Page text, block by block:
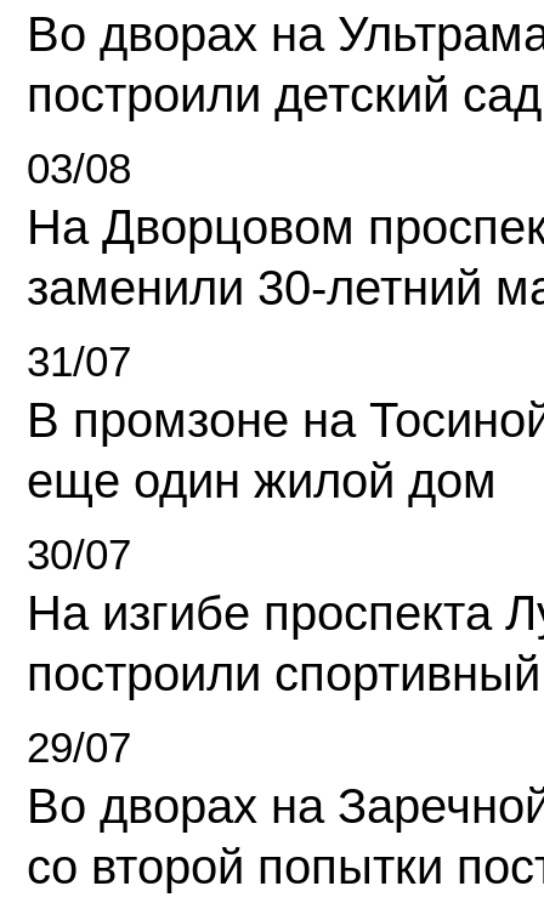
Во дворах на
построили детский сад
03/08
На Дворцовом
заменили 30-летний
31/07
В промзоне на
еще один жилой дом
30/07
На изгибе проспекта
построили
29/07
Во дворах на
со второй попытки